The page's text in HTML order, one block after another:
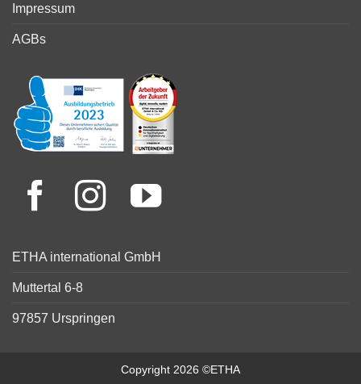
Impressum
AGBs
ETHA international GmbH
Muttertal 6-8
97857 Urspringen
Copyright 2026 ©ETHA